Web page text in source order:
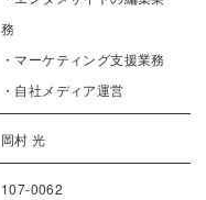
務
・マーケティング支援業務
・自社メディア運営
岡村 光
107-0062